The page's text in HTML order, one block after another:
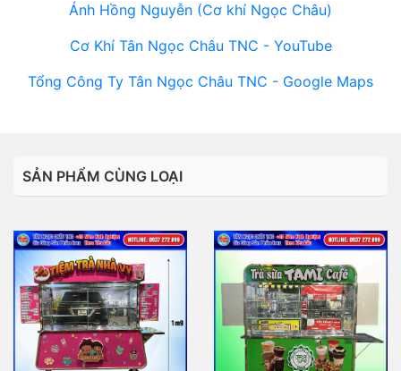
Ánh Hồng Nguyễn (Cơ khí Ngọc Châu)
Cơ Khí Tân Ngọc Châu TNC - YouTube
Tổng Công Ty Tân Ngọc Châu TNC - Google Maps
SẢN PHẨM CÙNG LOẠI